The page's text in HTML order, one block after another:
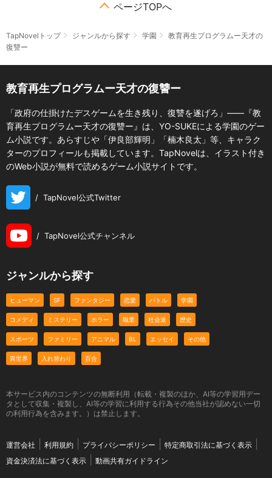
ページTOPへ
TapNovelトップ ジャンルから探す 学園
教育再生プログラムー天才の
復讐ー
教育再生プログラムー天才の復讐ー
「政府の仕掛けたデスゲームを生き残り、復讐を遂げろ」――『教
育再生プログラムー天才の復讐ー』は、YO-SUKEによる学園のゲー
ム小説です。あらすじや「伊良部輝明」「楠木良太」等、キャラク
ターのプロフィールも掲載しています。TapNovelは、イラスト付き
のWeb小説が無料で読めるゲーム小説サイトです。
/ TapNovel公式Twitter
/ TapNovel公式チャンネル
ジャンルから探す
ヒューマン SF ファンタジー 恋愛 バトル 学園
コメディ ミステリー ホラー 職業 社会派 歴史
スポーツ ファミリー アニマル BL エッセイ その他
異世界 入れ替わり 百合
本サービス内のコンテンツの無断利用（転載・複製のほか、AI等の学習用デー
タとして収集・複製し、AI等の学習に利用する行為その他当社が認めない一切
の利用行為を含みます。）は禁止します。
運営会社 利用規約 プライバシーポリシー
特定商取引法に基づく表示
資金決済法に基づく表示
動画共有ガイドライン